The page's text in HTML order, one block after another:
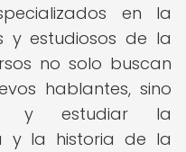
en la
y estudiosos de la
no solo buscan
hablantes, sino
y estudiar la
y la historia de la